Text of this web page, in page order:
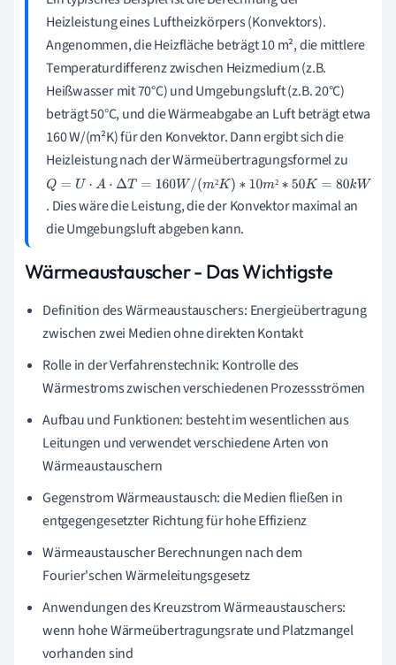
Heizleistung eines Luftheizkörpers (Konvektors).
Angenommen, die Heizfläche beträgt 10 m², die mittlere
Temperaturdifferenz zwischen Heizmedium (z.B.
Heißwasser mit 70°C) und Umgebungsluft (z.B. 20°C)
beträgt 50°C, und die Wärmeabgabe an Luft beträgt etwa
160 W/(m²K) für den Konvektor. Dann ergibt sich die
Heizleistung nach der Wärmeübertragungsformel zu
² ²
Q
=
U
A
⋅
=
1
6
0
W
m
²
K
)
∗
. Dies wäre die Leistung, die der Konvektor maximal an
die Umgebungsluft abgeben kann.
Wärmeaustauscher - Das Wichtigste
Definition des Wärmeaustauschers: Energieübertragung
zwischen zwei Medien ohne direkten Kontakt
Rolle in der Verfahrenstechnik: Kontrolle des
Wärmestroms zwischen verschiedenen Prozessströmen
Aufbau und Funktionen: besteht im wesentlichen aus
Leitungen und verwendet verschiedene Arten von
Wärmeaustauschern
Gegenstrom Wärmeaustausch: die Medien fließen in
entgegengesetzter Richtung für hohe Effizienz
Wärmeaustauscher Berechnungen nach dem
Fourier'schen Wärmeleitungsgesetz
Anwendungen des Kreuzstrom Wärmeaustauschers:
wenn hohe Wärmeübertragungsrate und Platzmangel
vorhanden sind